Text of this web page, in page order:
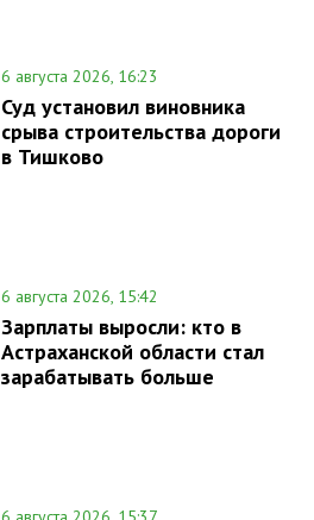
6 августа 2026, 16:23
Суд установил виновника
срыва строительства дороги
в Тишково
6 августа 2026, 15:42
Зарплаты выросли: кто в
Астраханской области стал
зарабатывать больше